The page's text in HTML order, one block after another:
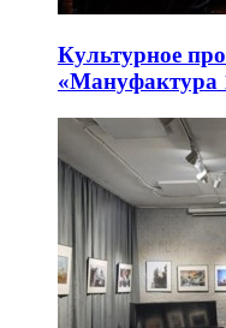
Культурное
«Мануфактура